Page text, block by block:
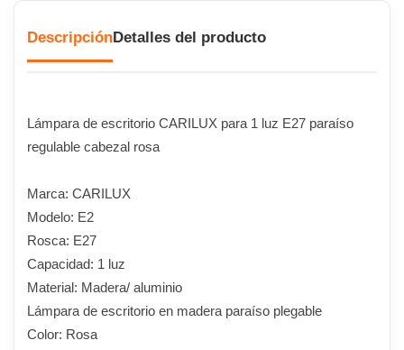
DescripciónDetalles del producto
Lámpara de escritorio CARILUX para 1 luz E27 paraíso
regulable cabezal rosa
Marca: CARILUX
Modelo: E2
Rosca: E27
Capacidad: 1 luz
Material: Madera/ aluminio
Lámpara de escritorio en madera paraíso plegable
Color: Rosa